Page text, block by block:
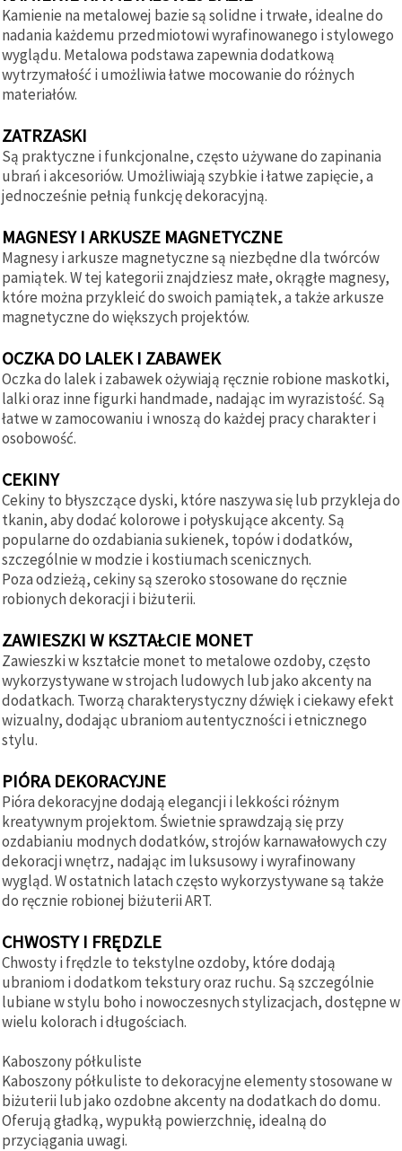
Kamienie na metalowej bazie są solidne i trwałe, idealne do
nadania każdemu przedmiotowi wyrafinowanego i stylowego
wyglądu. Metalowa podstawa zapewnia dodatkową
wytrzymałość i umożliwia łatwe mocowanie do różnych
materiałów.
ZATRZASKI
Są praktyczne i funkcjonalne, często używane do zapinania
ubrań i akcesoriów. Umożliwiają szybkie i łatwe zapięcie, a
jednocześnie pełnią funkcję dekoracyjną.
MAGNESY I ARKUSZE MAGNETYCZNE
Magnesy i arkusze magnetyczne są niezbędne dla twórców
pamiątek. W tej kategorii znajdziesz małe, okrągłe magnesy,
które można przykleić do swoich pamiątek, a także arkusze
magnetyczne do większych projektów.
OCZKA DO LALEK I ZABAWEK
Oczka do lalek i zabawek ożywiają ręcznie robione maskotki,
lalki oraz inne figurki handmade, nadając im wyrazistość. Są
łatwe w zamocowaniu i wnoszą do każdej pracy charakter i
osobowość.
CEKINY
Cekiny to błyszczące dyski, które naszywa się lub przykleja do
tkanin, aby dodać kolorowe i połyskujące akcenty. Są
popularne do ozdabiania sukienek, topów i dodatków,
szczególnie w modzie i kostiumach scenicznych.
Poza odzieżą, cekiny są szeroko stosowane do ręcznie
robionych dekoracji i biżuterii.
ZAWIESZKI W KSZTAŁCIE MONET
Zawieszki w kształcie monet to metalowe ozdoby, często
wykorzystywane w strojach ludowych lub jako akcenty na
dodatkach. Tworzą charakterystyczny dźwięk i ciekawy efekt
wizualny, dodając ubraniom autentyczności i etnicznego
stylu.
PIÓRA DEKORACYJNE
Pióra dekoracyjne dodają elegancji i lekkości różnym
kreatywnym projektom. Świetnie sprawdzają się przy
ozdabianiu modnych dodatków, strojów karnawałowych czy
dekoracji wnętrz, nadając im luksusowy i wyrafinowany
wygląd. W ostatnich latach często wykorzystywane są także
do ręcznie robionej biżuterii ART.
CHWOSTY I FRĘDZLE
Chwosty i frędzle to tekstylne ozdoby, które dodają
ubraniom i dodatkom tekstury oraz ruchu. Są szczególnie
lubiane w stylu boho i nowoczesnych stylizacjach, dostępne w
wielu kolorach i długościach.
Kaboszony półkuliste
Kaboszony półkuliste to dekoracyjne elementy stosowane w
biżuterii lub jako ozdobne akcenty na dodatkach do domu.
Oferują gładką, wypukłą powierzchnię, idealną do
przyciągania uwagi.